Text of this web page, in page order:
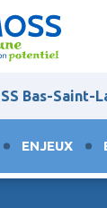
Bas-Saint-
ENJEUX